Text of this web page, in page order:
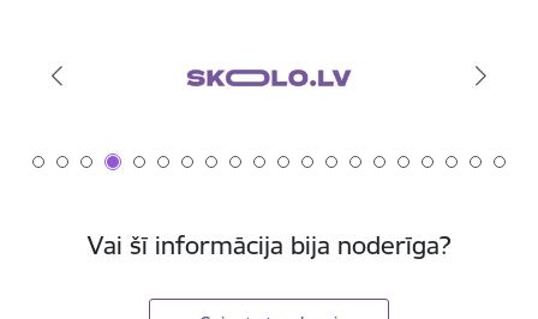
Vai šī informācija bija noderīga?